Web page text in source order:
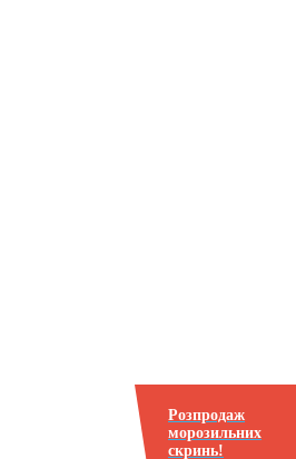
Розпродаж
морозильних
скринь!